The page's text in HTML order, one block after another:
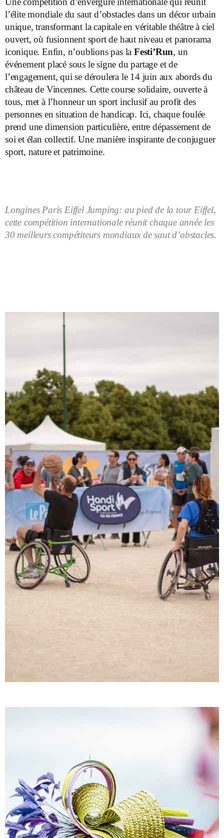
l’élite mondiale du saut d’obstacles dans un décor urbain
unique, transformant la capitale en véritable théâtre à ciel
ouvert, où fusionnent sport de haut niveau et panorama
iconique. Enfin, n’oublions pas laFesti’Run, un
événement placé sous le signe du partage et de
l’engagement, qui se déroulera le 14 juin aux abords du
château de Vincennes. Cette course solidaire, ouverte à
tous, met à l’honneur un sport inclusif au profit des
personnes en situation de handicap. Ici, chaque foulée
prend une dimension particulière, entre dépassement de
soi et élan collectif. Une manière inspirante de conjuguer
sport, nature et patrimoine.
Longines Paris Eiffel Jumping: au pied de la tour Eiffel,
cette compétition internationale réunit chaque année les
30 meilleurs compétiteurs mondiaux de saut d’obstacles.